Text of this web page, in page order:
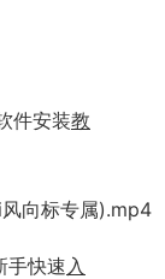
件安装教
向标专属).mp4
手快速 入